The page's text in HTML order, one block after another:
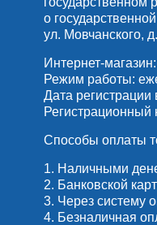
о
ул. Мовчанского,
Интернет-магазин:
Режим работы:
Дата регистрации
Регистрационный
Способы оплаты
1. Наличными
2. Банковской
3. Через систему
4. Безналичная